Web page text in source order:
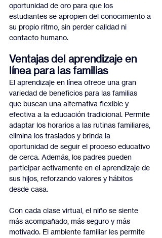
oportunidad de oro para que los
estudiantes se apropien del conocimiento a
su propio ritmo, sin perder calidad ni
contacto humano.
Ventajas del aprendizaje en
línea para las familias
El aprendizaje en línea ofrece una gran
variedad de beneficios para las familias
que buscan una alternativa flexible y
efectiva a la educación tradicional. Permite
adaptar los horarios a las rutinas familiares,
elimina los traslados y brinda la
oportunidad de seguir el proceso educativo
de cerca. Además, los padres pueden
participar activamente en el aprendizaje de
sus hijos, reforzando valores y hábitos
desde casa.
Con cada clase virtual, el niño se siente
más acompañado, más seguro y más
motivado. El ambiente familiar les permite